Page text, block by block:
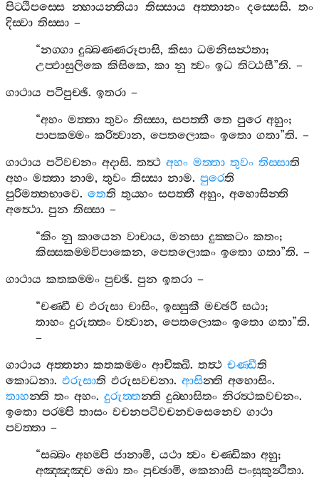
පිට‍්ඨිපස‍්සෙ න‍්හායන‍්තියා තිස‍්සාය අත‍්තානං දස‍්සෙසි. තං
දිස‍්වා තිස‍්සා –
“නග‍්ගා දුබ‍්බණ‍්ණරූපාසි,කිසා ධමනිසන්‍ථතා;
උප‍්ඵාසුලිකෙ කිසිකෙ,කා නු ත්‍වං ඉධ තිට‍්ඨසී”ති. –
ගාථාය පටිපුච‍්ඡි. ඉතරා –
“අහං මත‍්තා තුවං තිස‍්සා,සපත‍්තී තෙ පුරෙ අහුං;
පාපකම‍්මං කරිත්‍වාන,පෙතලොකං ඉතො ගතා”ති. –
ගාථාය පටිවචනං අදාසි. තත්‍ථ අහං මත‍්තා තුවං තිස‍්සාති
අහං මත‍්තා නාම, තුවං තිස‍්සා නාම. පුරෙති
පුරිමත‍්තභාවෙ. තෙති තුය‍්හං සපත‍්තී අහුං, අහොසින‍්ති
අත්‍ථො. පුන තිස‍්සා –
“කිං නු කායෙන වාචාය,මනසා දුක‍්කටං කතං;
කිස‍්සකම‍්මවිපාකෙන,පෙතලොකං ඉතො ගතා”ති. –
ගාථාය කතකම‍්මං පුච‍්ඡි. පුන ඉතරා –
“චණ‍්ඩී ච ඵරුසා චාසිං,ඉස‍්සුකී මච‍්ඡරී සඨා;
තාහං දුරුත‍්තං වත්‍වාන,පෙතලොකං ඉතො ගතා”ති.
–
ගාථාය අත‍්තනා කතකම‍්මං ආචික‍්ඛි. තත්‍ථ චණ‍්ඩීති
කොධනා. ඵරුසාති ඵරුසවචනා. ආසින‍්ති අහොසිං.
තාහන‍්ති තං අහං. දුරුත‍්තන‍්ති දුබ‍්භාසිතං නිරත්‍ථකවචනං.
ඉතො පරම‍්පි තාසං වචනපටිවචනවසෙනෙව ගාථා
පවත‍්තා –
“සබ‍්බං අහම‍්පි ජානාමි,යථා ත්‍වං චණ‍්ඩිකා අහු;
අඤ‍්ඤඤ‍්ච ඛො තං පුච‍්ඡාමි,කෙනාසි පංසුකුන්‍ථිතා.